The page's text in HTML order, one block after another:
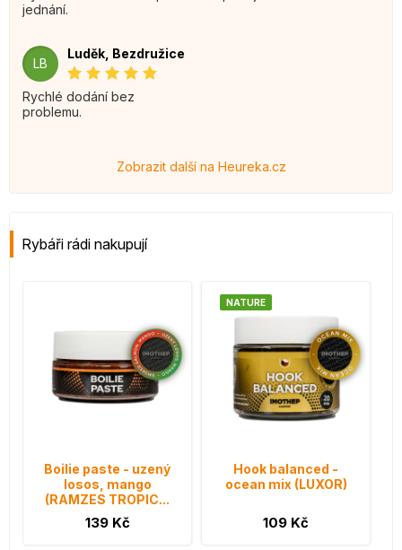
jednání.
LB
Luděk, Bezdružice
Rychlé dodání bez
problemu.
Zobrazit další na Heureka.cz
Rybáři rádi nakupují
Boilie paste - uzený
losos, mango
(RAMZES TROPIC...
139 Kč
NATURE
Hook balanced -
ocean mix (LUXOR)
109 Kč